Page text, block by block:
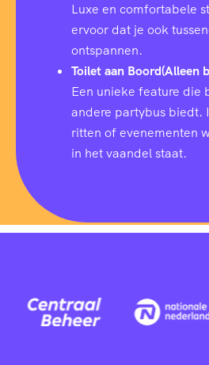
Luxe en comfortabele
ervoor dat je ook
ontspannen.
Toilet aan Boord(Alleen
Een unieke feature die
andere partybus biedt.
ritten of evenementen
in het vaandel staat.